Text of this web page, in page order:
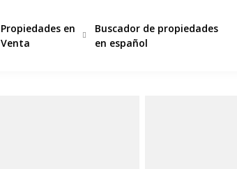
Propiedades en
Venta
Buscador de propiedades
en español